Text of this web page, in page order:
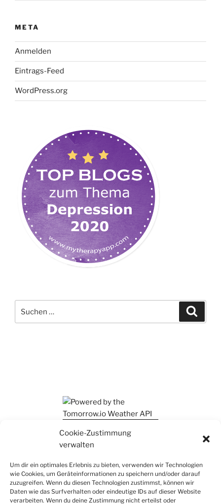
Cookie-Zustimmung
verwalten
Um dir ein optimales Erlebnis zu bieten, verwenden wir Technologien
wie Cookies, um Geräteinformationen zu speichern und/oder darauf
zuzugreifen. Wenn du diesen Technologien zustimmst, können wir
Daten wie das Surfverhalten oder eindeutige IDs auf dieser Website
verarbeiten. Wenn du deine Zustimmung nicht erteilst oder
META
Anmelden
Eintrags-Feed
WordPress.org
nach: